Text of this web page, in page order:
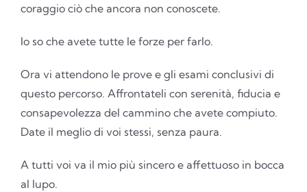
coraggio ciò che ancora non conoscete.
Io so che avete tutte le forze per farlo.
Ora vi attendono le prove e gli esami conclusivi di
questo percorso. Affrontateli con serenità, fiducia e
consapevolezza del cammino che avete compiuto.
Date il meglio di voi stessi, senza paura.
A tutti voi va il mio più sincero e affettuoso in bocca
al lupo.